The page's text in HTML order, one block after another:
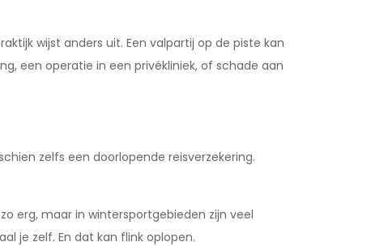
wijst anders uit. Een valpartij op de piste kan
een operatie in een privékliniek, of schade aan
zelfs een doorlopende reisverzekering.
erg, maar in wintersportgebieden zijn veel
je zelf. En dat kan flink oplopen.